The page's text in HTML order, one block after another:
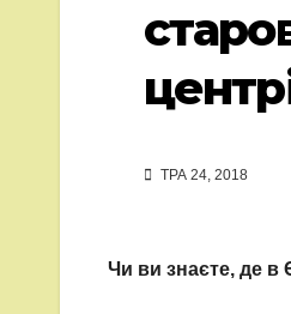
ТРА 24, 2018
Чи ви знаєте, де в